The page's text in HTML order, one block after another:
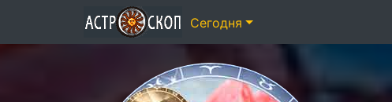
Сегодня